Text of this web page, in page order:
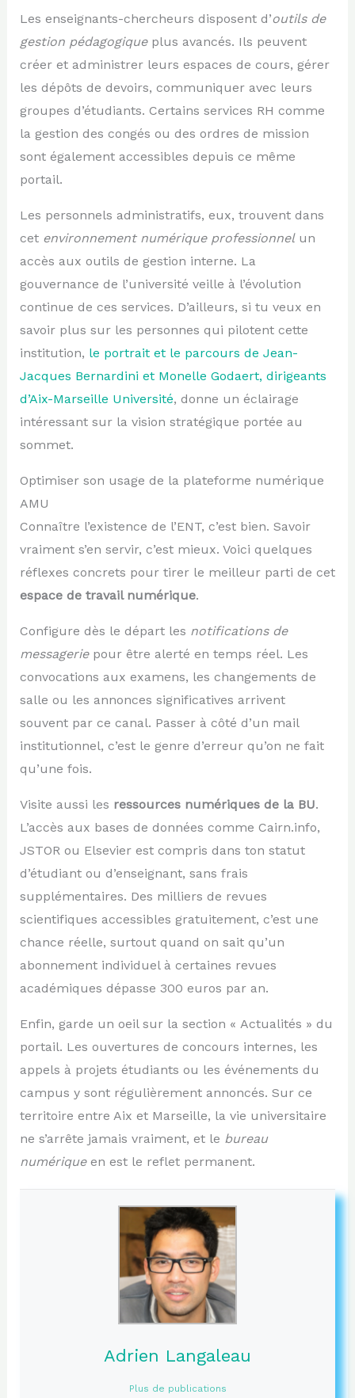
Les enseignants-chercheurs disposent d’outils de
gestion pédagogiqueplus avancés. Ils peuvent
créer et administrer leurs espaces de cours, gérer
les dépôts de devoirs, communiquer avec leurs
groupes d’étudiants. Certains services RH comme
la gestion des congés ou des ordres de mission
sont également accessibles depuis ce même
portail.
Les personnels administratifs, eux, trouvent dans
cet environnement numérique professionnelun
accès aux outils de gestion interne. La
gouvernance de l’université veille à l’évolution
continue de ces services. D’ailleurs, si tu veux en
savoir plus sur les personnes qui pilotent cette
institution, le portrait et le parcours de Jean-
Jacques Bernardini et Monelle Godaert, dirigeants
d’Aix-Marseille Université, donne un éclairage
intéressant sur la vision stratégique portée au
sommet.
Optimiser son usage de la plateforme numérique
AMU
Connaître l’existence de l’ENT, c’est bien. Savoir
vraiment s’en servir, c’est mieux. Voici quelques
réflexes concrets pour tirer le meilleur parti de cet
espace de travail numérique.
Configure dès le départ les notifications de
messageriepour être alerté en temps réel. Les
convocations aux examens, les changements de
salle ou les annonces significatives arrivent
souvent par ce canal. Passer à côté d’un mail
institutionnel, c’est le genre d’erreur qu’on ne fait
qu’une fois.
Visite aussi les ressources numériques de la BU.
L’accès aux bases de données comme Cairn.info,
JSTOR ou Elsevier est compris dans ton statut
d’étudiant ou d’enseignant, sans frais
supplémentaires. Des milliers de revues
scientifiques accessibles gratuitement, c’est une
chance réelle, surtout quand on sait qu’un
abonnement individuel à certaines revues
académiques dépasse 300 euros par an.
Enfin, garde un oeil sur la section « Actualités » du
portail. Les ouvertures de concours internes, les
appels à projets étudiants ou les événements du
campus y sont régulièrement annoncés. Sur ce
territoire entre Aix et Marseille, la vie universitaire
ne s’arrête jamais vraiment, et le bureau
numériqueen est le reflet permanent.
Adrien Langaleau
Plus de publications